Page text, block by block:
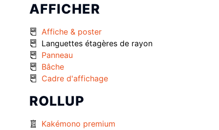
AFFICHER
Affiche & poster
Languettes étagères de rayon
Panneau
Bâche
Cadre d'affichage
ROLLUP
Kakémono premium